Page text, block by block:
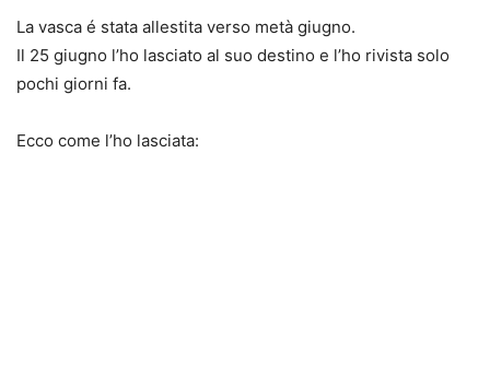
La vasca é stata allestita verso metà giugno.
Il 25 giugno l’ho lasciato al suo destino e l’ho rivista solo
pochi giorni fa.
Ecco come l’ho lasciata: